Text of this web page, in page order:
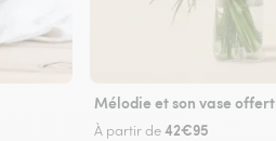
Mélodie et son vase offert
À partir de42€95